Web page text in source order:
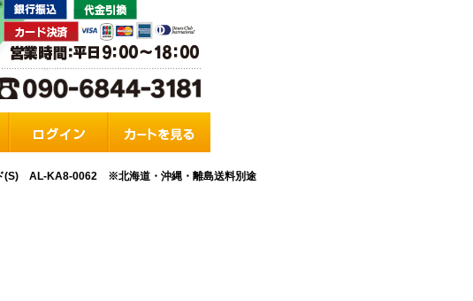
(S) AL-KA8-0062 ※北海道・沖縄・離島送料別途